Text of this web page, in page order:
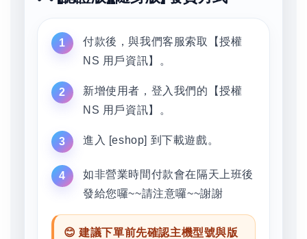
付款後，與我們客服索取【授權
NS 用戶資訊】。
新增使用者，登入我們的【授權
NS 用戶資訊】。
進入 [eshop] 到下載遊戲。
如非營業時間付款會在隔天上班後
發給您囉~~請注意囉~~謝謝
😊 建議下單前先確認主機型號與版